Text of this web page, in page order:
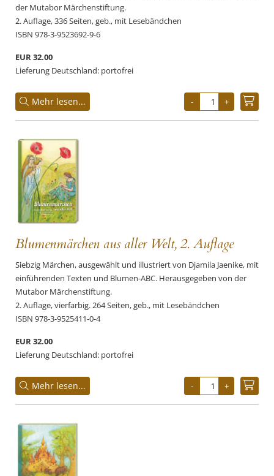
der Mutabor Märchenstiftung.
2. Auflage, 336 Seiten, geb., mit Lesebändchen
ISBN 978-3-9523692-9-6
EUR 32.00
Lieferung Deutschland: portofrei
Mehr lesen...
Blumenmärchen aus aller Welt, 2. Auflage
Siebzig Märchen, ausgewählt und illustriert von Djamila Jaenike, mit
einführenden Texten und Blumen-ABC. Herausgegeben von der
Mutabor Märchenstiftung.
2. Auflage, vierfarbig. 264 Seiten, geb., mit Lesebändchen
ISBN 978-3-9525411-0-4
EUR 32.00
Lieferung Deutschland: portofrei
Mehr lesen...